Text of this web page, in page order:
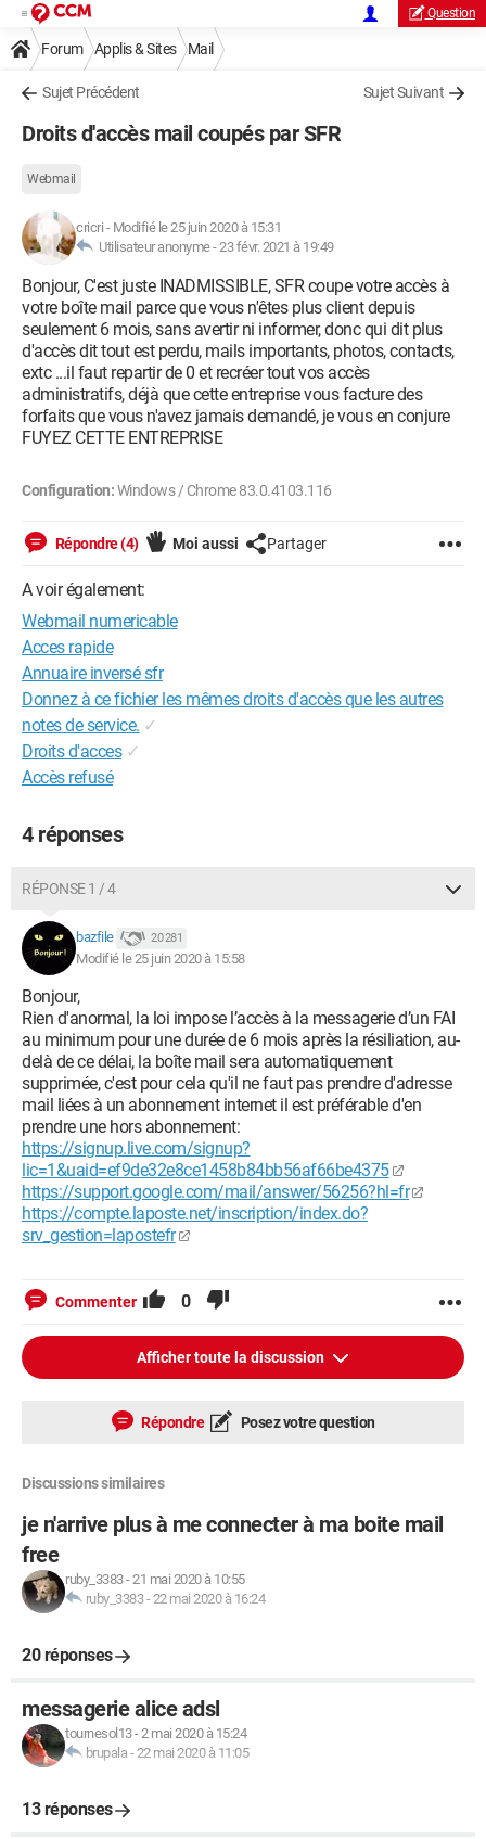
Question
Forum Applis & Sites Mail
Sujet Précédent Sujet Suivant
Droits d'accès mail coupés par SFR
Webmail
cricri - Modifié le 25 juin 2020 à 15:31
Utilisateur anonyme -23 févr. 2021 à 19:49
Bonjour, C'est juste INADMISSIBLE, SFR coupe votre accès à
votre boîte mail parce que vous n'êtes plus client depuis
seulement 6 mois, sans avertir ni informer, donc qui dit plus
d'accès dit tout est perdu, mails importants, photos, contacts,
extc ...il faut repartir de 0 et recréer tout vos accès
administratifs, déjà que cette entreprise vous facture des
forfaits que vous n'avez jamais demandé, je vous en conjure
FUYEZ CETTE ENTREPRISE
Configuration:Windows / Chrome 83.0.4103.116
Répondre (4) Moi aussi Partager
A voir également:
Webmail numericable
Acces rapide
Annuaire inversé sfr
Donnez à ce fichier les mêmes droits d'accès que les autres
notes de service. ✓
Droits d'acces ✓
Accès refusé
4 réponses
RÉPONSE 1 / 4
bazfile 20 281
Modifié le 25 juin 2020 à 15:58
Bonjour,
Rien d'anormal, la loi impose l’accès à la messagerie d’un FAI
au minimum pour une durée de 6 mois après la résiliation, au-
delà de ce délai, la boîte mail sera automatiquement
supprimée, c'est pour cela qu'il ne faut pas prendre d'adresse
mail liées à un abonnement internet il est préférable d'en
prendre une hors abonnement:
https://signup.live.com/signup?
lic=1&uaid=ef9de32e8ce1458b84bb56af66be4375
https://support.google.com/mail/answer/56256?hl=fr
https://compte.laposte.net/inscription/index.do?
srv_gestion=lapostefr
Commenter 0
Afficher toute la discussion
Répondre Posez votre question
Discussions similaires
je n'arrive plus à me connecter à ma boite mail
free
ruby_3383-21 mai 2020 à 10:55
ruby_3383-22 mai 2020 à 16:24
20 réponses
messagerie alice adsl
tournesol13-2 mai 2020 à 15:24
brupala -22 mai 2020 à 11:05
13 réponses